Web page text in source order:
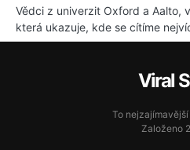
Vědci z univerzit Oxford a Aalto,
která ukazuje, kde se cítíme
Viral
To
Založeno